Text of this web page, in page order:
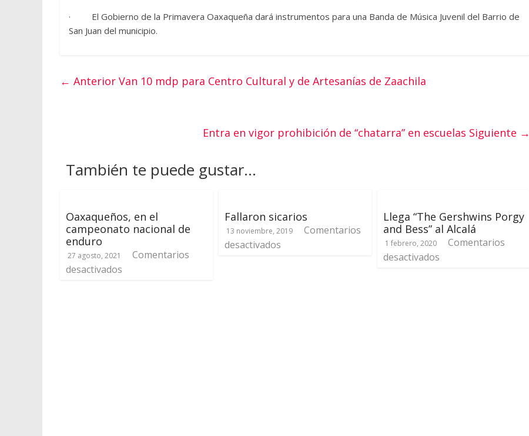
· El Gobierno de la Primavera Oaxaqueña dará instrumentos para una Banda de Música Juvenil del Barrio de
San Juan del municipio.
← Anterior Van 10 mdp para Centro Cultural y de Artesanías de Zaachila
Entra en vigor prohibición de “chatarra” en escuelas Siguiente →
También te puede gustar...
Oaxaqueños, en el
campeonato nacional de
enduro
27 agosto, 2021
Comentarios
desactivados
Fallaron sicarios
13 noviembre, 2019
Comentarios
desactivados
Llega “The Gershwins Porgy
and Bess” al Alcalá
1 febrero, 2020
Comentarios
desactivados